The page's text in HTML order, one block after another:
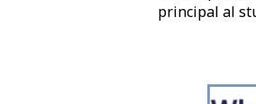
principal al